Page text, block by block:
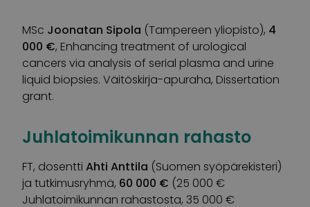
MSc Joonatan Sipola (Tampereen yliopisto), 4
000 €, Enhancing treatment of urological
cancers via analysis of serial plasma and urine
liquid biopsies. Väitöskirja-apuraha, Dissertation
grant.
Juhlatoimikunnan rahasto
FT, dosentti Ahti Anttila (Suomen syöpärekisteri)
ja tutkimusryhmä, 60 000 € (25 000 €
Juhlatoimikunnan rahastosta, 35 000 €